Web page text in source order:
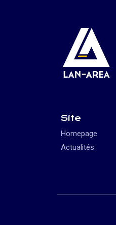
Site
Homepage
Actualités